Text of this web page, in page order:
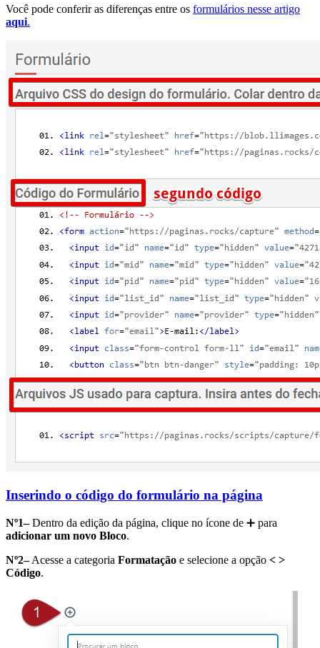
Você pode conferir as diferenças entre os formulários nesse artigo
aqui.
Inserindo o código do formulário na página
Nº1–Dentro da edição da página, clique no ícone de ➕ para
adicionar um novo Bloco.
Nº2–Acesse a categoria Formatação e selecione a opção < >
Código.